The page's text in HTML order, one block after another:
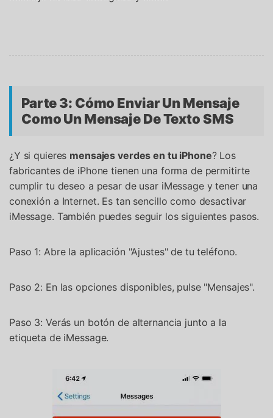
Parte 3: Cómo Enviar Un Mensaje
Como Un Mensaje De Texto SMS
¿Y si quieres mensajes verdes en tu iPhone? Los
fabricantes de iPhone tienen una forma de permitirte
cumplir tu deseo a pesar de usar iMessage y tener una
conexión a Internet. Es tan sencillo como desactivar
iMessage. También puedes seguir los siguientes pasos.
Paso 1: Abre la aplicación "Ajustes" de tu teléfono.
Paso 2: En las opciones disponibles, pulse "Mensajes".
Paso 3: Verás un botón de alternancia junto a la
etiqueta de iMessage.
Controla tu teléfono con Dr.Fone
Recupera y transfiere datos fácilmente
Tecnología IA: sin conocimientos técnicos